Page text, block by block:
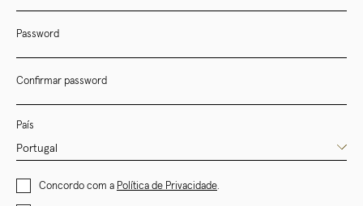
Password
Confirmar password
País
Concordo com a Política de Privacidade.